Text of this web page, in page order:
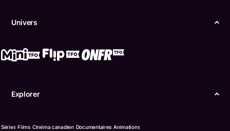
Univers
Explorer
Séries Films Cinéma canadien Documentaires Animations
Boukili
Confidentialité
langue française de l’Ontario (TFO) - 2026